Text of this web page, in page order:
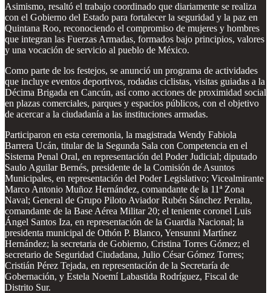
Asimismo, resaltó el trabajo coordinado que diariamente se realiza
con el Gobierno del Estado para fortalecer la seguridad y la paz en
Quintana Roo, reconociendo el compromiso de mujeres y hombres
que integran las Fuerzas Armadas, formados bajo principios, valores
y una vocación de servicio al pueblo de México.
Como parte de los festejos, se anunció un programa de actividades
que incluye eventos deportivos, rodadas ciclistas, visitas guiadas a la
Décima Brigada en Cancún, así como acciones de proximidad social
en plazas comerciales, parques y espacios públicos, con el objetivo
de acercar a la ciudadanía a las instituciones armadas.
Participaron en esta ceremonia, la magistrada Wendy Fabiola
Barrera Ucán, titular de la Segunda Sala con Competencia en el
Sistema Penal Oral, en representación del Poder Judicial; diputado
Saulo Aguilar Bernés, presidente de la Comisión de Asuntos
Municipales, en representación del Poder Legislativo; Vicealmirante
Marco Antonio Muñoz Hernández, comandante de la 11ª Zona
Naval; General de Grupo Piloto Aviador Rubén Sánchez Peralta,
comandante de la Base Aérea Militar 20; el teniente coronel Luis
Ángel Santos Iza, en representación de la Guardia Nacional; la
presidenta municipal de Othón P. Blanco, Yensunni Martínez
Hernández; la secretaria de Gobierno, Cristina Torres Gómez; el
secretario de Seguridad Ciudadana, Julio César Gómez Torres;
Cristián Pérez Tejada, en representación de la Secretaría de
Gobernación, y Estela Noemí Labastida Rodríguez, Fiscal de
Distrito Sur.